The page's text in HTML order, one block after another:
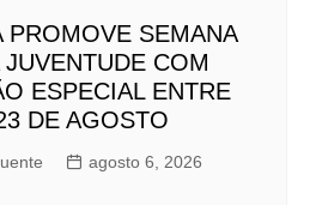
PROMOVE SEMANA
COM
ESPECIAL ENTRE
DE AGOSTO
agosto 6, 2026